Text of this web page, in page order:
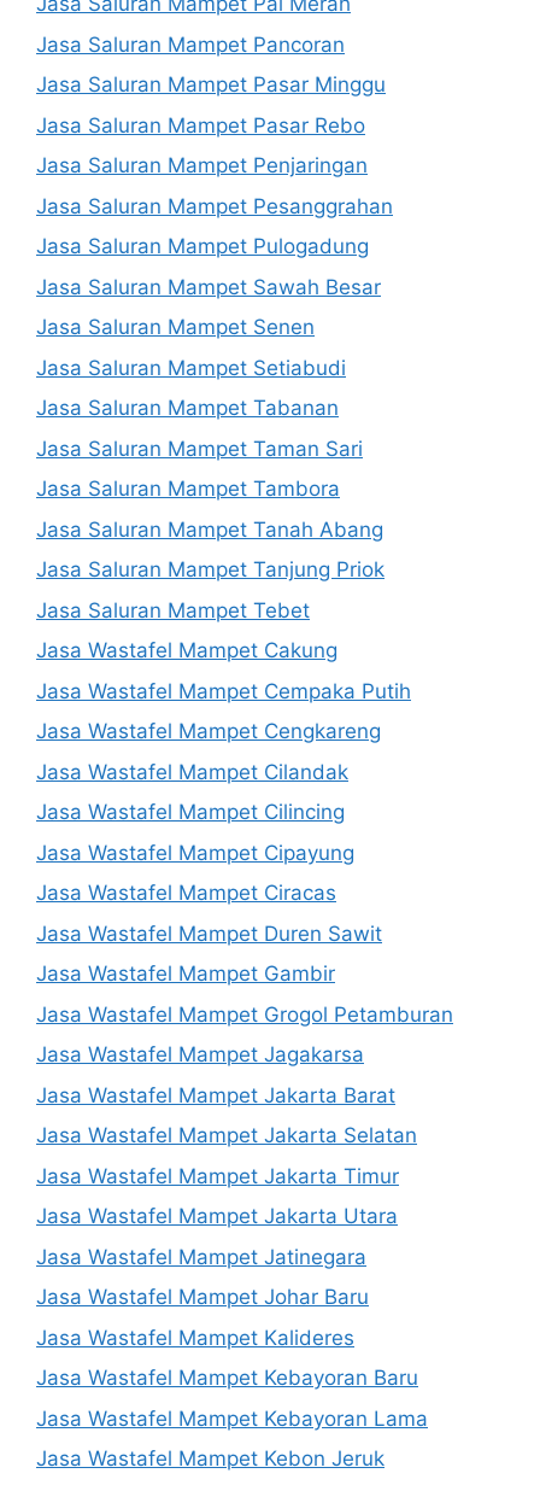
Jasa Saluran Mampet Pancoran
Jasa Saluran Mampet Pasar Minggu
Jasa Saluran Mampet Pasar Rebo
Jasa Saluran Mampet Penjaringan
Jasa Saluran Mampet Pesanggrahan
Jasa Saluran Mampet Pulogadung
Jasa Saluran Mampet Sawah Besar
Jasa Saluran Mampet Senen
Jasa Saluran Mampet Setiabudi
Jasa Saluran Mampet Tabanan
Jasa Saluran Mampet Taman Sari
Jasa Saluran Mampet Tambora
Jasa Saluran Mampet Tanah Abang
Jasa Saluran Mampet Tanjung Priok
Jasa Saluran Mampet Tebet
Jasa Wastafel Mampet Cakung
Jasa Wastafel Mampet Cempaka Putih
Jasa Wastafel Mampet Cengkareng
Jasa Wastafel Mampet Cilandak
Jasa Wastafel Mampet Cilincing
Jasa Wastafel Mampet Cipayung
Jasa Wastafel Mampet Ciracas
Jasa Wastafel Mampet Duren Sawit
Jasa Wastafel Mampet Gambir
Jasa Wastafel Mampet Grogol Petamburan
Jasa Wastafel Mampet Jagakarsa
Jasa Wastafel Mampet Jakarta Barat
Jasa Wastafel Mampet Jakarta Selatan
Jasa Wastafel Mampet Jakarta Timur
Jasa Wastafel Mampet Jakarta Utara
Jasa Wastafel Mampet Jatinegara
Jasa Wastafel Mampet Johar Baru
Jasa Wastafel Mampet Kalideres
Jasa Wastafel Mampet Kebayoran Baru
Jasa Wastafel Mampet Kebayoran Lama
Jasa Wastafel Mampet Kebon Jeruk